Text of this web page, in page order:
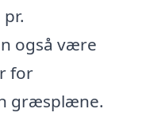
også være
for
græsplæne.